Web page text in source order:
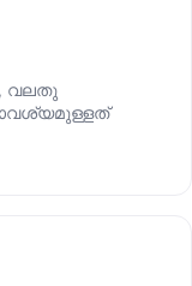
വലതു